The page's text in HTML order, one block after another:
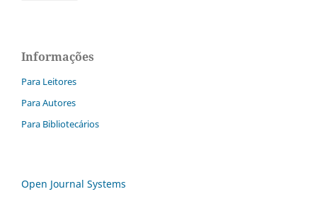
Informações
Para Leitores
Para Autores
Para Bibliotecários
Open Journal Systems